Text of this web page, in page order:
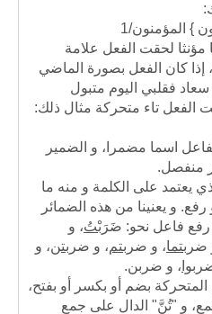
} المؤمنون/1
مؤنثا لحقت الفعل علامة
إذا كان الفعل بصورة الماضي
فقلبي اليوم متبول
الفعل تاء متحركة مثال ذلك:
اسما مضمرا، و الضمير
منفصل.
يعتمد على الكلمة و منه ما
و يعنينا من هذه الضمائر
رفع فاعل نحو: ضَرَبْتُ، و
ضربتما، و ضربتم، و ضربتن، و
وا ، و ضربن.
بضم أو بكسر أو بفتح،
و "تُنَّ" الدال على جمع